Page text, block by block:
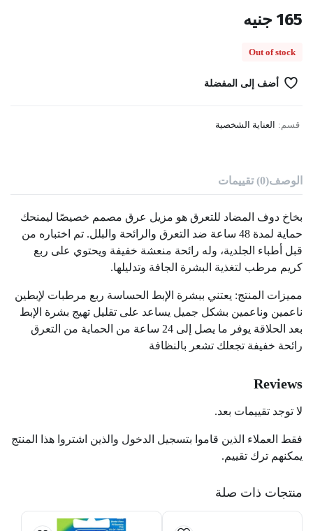
165 جنيه
Out of stock
أضف إلى المفضلة
قسم: العناية الشخصية
الوصف(0) تقييمات
بخاخ دوف المضاد للتعرق هو مزيل عرق مصمم خصيصًا ليمنحك
حماية لمدة 48 ساعة ضد التعرق والرائحة والبلل. تم اختباره من
قبل أطباء الجلدية، وله رائحة منعشة خفيفة ويحتوي على ربع
كريم مرطب لتغذية البشرة الجافة وتدليلها.
مميزات المنتج: يعتني ببشرة الإبط الحساسة ربع مرطبات لإبطين
ناعمين وناعمين بشكل جميل يساعد على تقليل تهيج بشرة الإبط
بعد الحلاقة يوفر ما يصل إلى 24 ساعة من الحماية من التعرق
رائحة خفيفة تجعلك تشعر بالنظافة
Reviews
لا توجد تقييمات بعد.
فقط العملاء الذين قاموا بتسجيل الدخول والذين اشتروا هذا المنتج
يمكنهم ترك تقييم.
منتجات ذات صلة